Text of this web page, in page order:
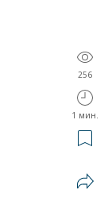
256
1 мин.